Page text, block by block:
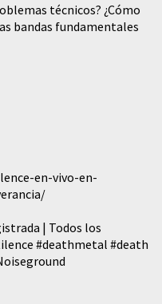
técnicos? ¿Cómo
bandas fundamentales
en-vivo-en-
| Todos los
#deathmetal #death